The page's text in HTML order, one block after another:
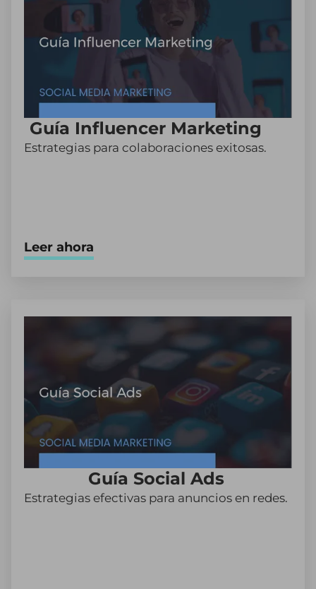
Guía Influencer Marketing
Estrategias para colaboraciones exitosas.
Leer ahora
Guía Social Ads
Estrategias efectivas para anuncios en redes.